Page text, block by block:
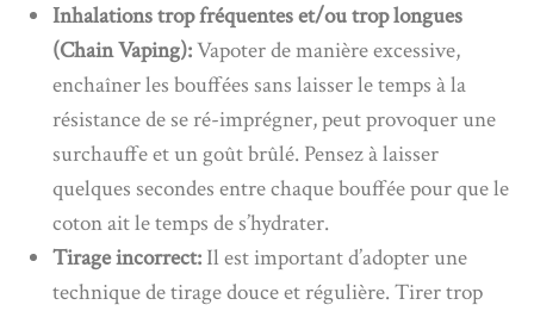
Inhalations trop fréquentes et/ou trop longues
(Chain Vaping):Vapoter de manière excessive,
enchaîner les bouffées sans laisser le temps à la
résistance de se ré-imprégner, peut provoquer une
surchauffe et un goût brûlé. Pensez à laisser
quelques secondes entre chaque bouffée pour que le
coton ait le temps de s’hydrater.
Tirage incorrect: Il est important d’adopter une
technique de tirage douce et régulière. Tirer trop